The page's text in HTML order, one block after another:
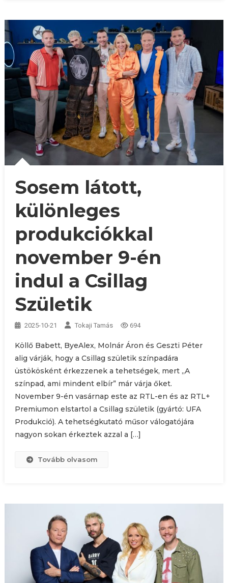
Sosem látott,
különleges
produkciókkal
november 9-én
indul a Csillag
Születik
2025-10-21 Tokaji Tamás 694
Köllő Babett, ByeAlex, Molnár Áron és Geszti Péter
alig várják, hogy a Csillag születik színpadára
üstökösként érkezzenek a tehetségek, mert „A
színpad, ami mindent elbír” már várja őket.
November 9-én vasárnap este az RTL-en és az RTL+
Premiumon elstartol a Csillag születik (gyártó: UFA
Produkció). A tehetségkutató műsor válogatójára
nagyon sokan érkeztek azzal a […]
Tovább olvasom